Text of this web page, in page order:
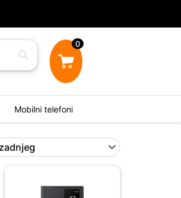
0
Mobilni telefoni